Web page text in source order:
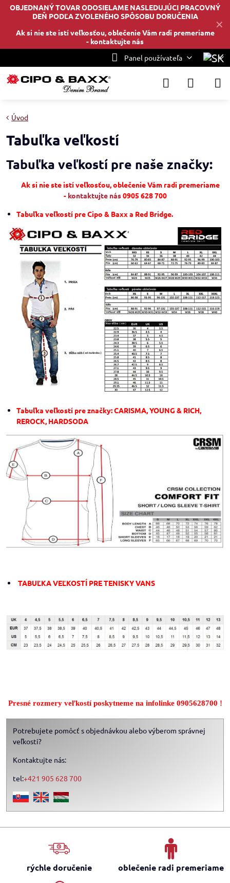
✕
OBJEDNANÝ TOVAR ODOSIELAME NASLEDUJÚCI PRACOVNÝ
DEŇ PODĽA ZVOLENÉHO SPÔSOBU DORUČENIA
Ak si nie ste istí veľkosťou, oblečenie Vám radi premeriame
- kontaktujte nás
Panel používateľa
Úvod
Tabuľka veľkostí
Tabuľka veľkostí pre naše značky:
Ak si nie ste istí veľkosťou, oblečenie Vám radi premeriame
- kontaktujte nás0905 628 700
Tabuľka veľkostí pre Cipo & Baxx a Red Bridge.
Tabuľka veľkostí pre značky: CARISMA, YOUNG & RICH,
REROCK, HARDSODA
TABUĽKA VEĽKOSTÍ PRE TENISKY VANS
Presné rozmery veľkostí poskytneme na infolinke 0905628700 !
Potrebujete pomôcť s objednávkou alebo výberom správnej
veľkosti?
Kontaktujte nás:
tel:+421 905 628 700
rýchle doručenie oblečenie radi premeriame